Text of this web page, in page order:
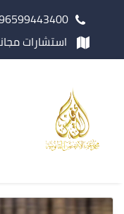
استشارات مجانيه